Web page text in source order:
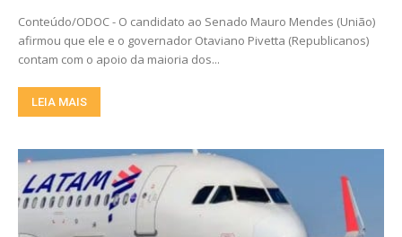
Conteúdo/ODOC - O candidato ao Senado Mauro Mendes (União)
afirmou que ele e o governador Otaviano Pivetta (Republicanos)
contam com o apoio da maioria dos...
LEIA MAIS